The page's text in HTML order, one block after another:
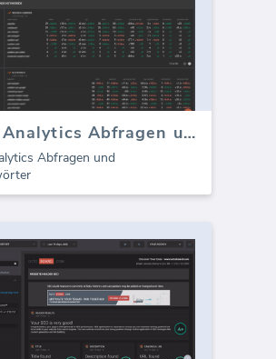
Google Analytics Abfragen und Schlüsselwörter
Abfragen und